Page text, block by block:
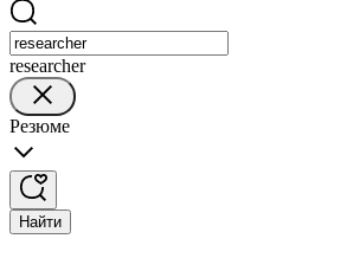
researcher
Резюме
Найти